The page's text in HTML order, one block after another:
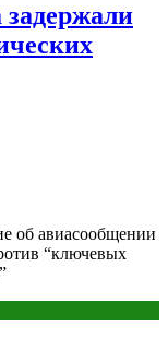
об авиасообщении
“ключевых